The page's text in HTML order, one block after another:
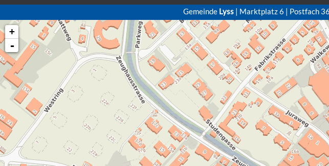
Gemeinde Lyss | Marktplatz 6 | Postfach